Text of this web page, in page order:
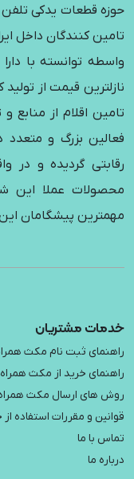
قطعات یدکی تلفن
کنندگان داخل
توانسته با دارا
قیمت از تولید
اقلام از منابع و
بزرگ و متعدد در
گردیده و در
عملا این
پیشگامان این
مشتریان
ثبت نام مکث همراه
خرید از مکث همراه
های ارسال مکث همراه
و مقررات استفاده از
با ما
ما